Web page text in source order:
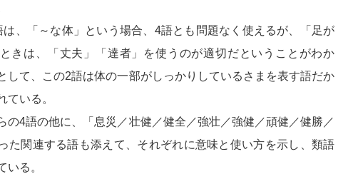
、「～な体」という場合、4語とも問題なく使えるが、「足が
きは、「丈夫」「達者」を使うのが適切だということがわか
して、この2語は体の一部がしっかりしているさまを表す語だか
ている。
4語の他に、「息災／壮健／健全／強壮／強健／頑健／健勝／
た関連する語も添えて、それぞれに意味と使い方を示し、類語
いる。